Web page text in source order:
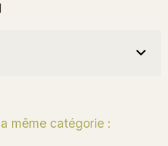
même catégorie :